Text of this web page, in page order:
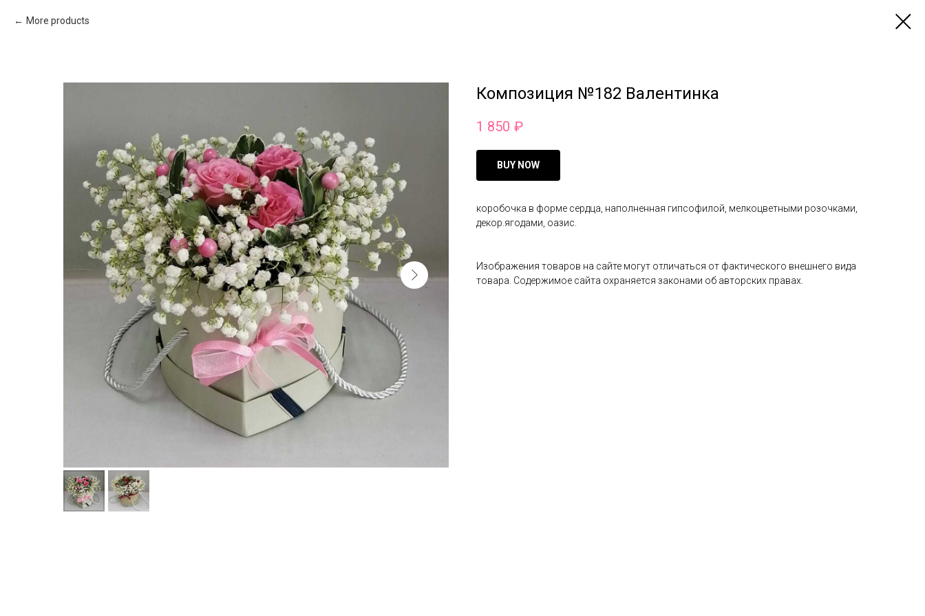
More products
Композиция №182 Валентинка
1 850 ₽
BUY NOW
коробочка в форме сердца, наполненная гипсофилой, мелкоцветными розочками,
декор.ягодами, оазис.
Изображения товаров на сайте могут отличаться от фактического внешнего вида
товара. Содержимое сайта охраняется законами об авторских правах.